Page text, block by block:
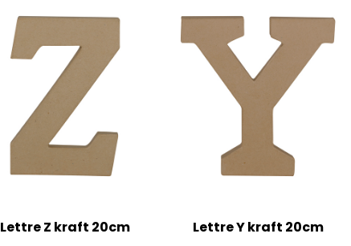
Lettre Z kraft 20cm Lettre Y kraft 20cm